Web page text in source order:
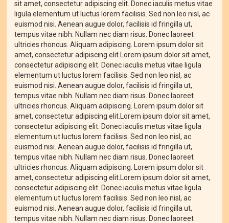
sit amet, consectetur adipiscing elit. Donec iaculis metus vitae
ligula elementum ut luctus lorem facilisis. Sed non leo nisl, ac
euismod nisi. Aenean augue dolor, facilisis id fringilla ut,
tempus vitae nibh. Nullam nec diam risus. Donec laoreet
ultricies rhoncus. Aliquam adipiscing. Lorem ipsum dolor sit
amet, consectetur adipiscing elit.Lorem ipsum dolor sit amet,
consectetur adipiscing elit. Donec iaculis metus vitae ligula
elementum ut luctus lorem facilisis. Sed non leo nisl, ac
euismod nisi. Aenean augue dolor, facilisis id fringilla ut,
tempus vitae nibh. Nullam nec diam risus. Donec laoreet
ultricies rhoncus. Aliquam adipiscing. Lorem ipsum dolor sit
amet, consectetur adipiscing elit.Lorem ipsum dolor sit amet,
consectetur adipiscing elit. Donec iaculis metus vitae ligula
elementum ut luctus lorem facilisis. Sed non leo nisl, ac
euismod nisi. Aenean augue dolor, facilisis id fringilla ut,
tempus vitae nibh. Nullam nec diam risus. Donec laoreet
ultricies rhoncus. Aliquam adipiscing. Lorem ipsum dolor sit
amet, consectetur adipiscing elit.Lorem ipsum dolor sit amet,
consectetur adipiscing elit. Donec iaculis metus vitae ligula
elementum ut luctus lorem facilisis. Sed non leo nisl, ac
euismod nisi. Aenean augue dolor, facilisis id fringilla ut,
tempus vitae nibh. Nullam nec diam risus. Donec laoreet